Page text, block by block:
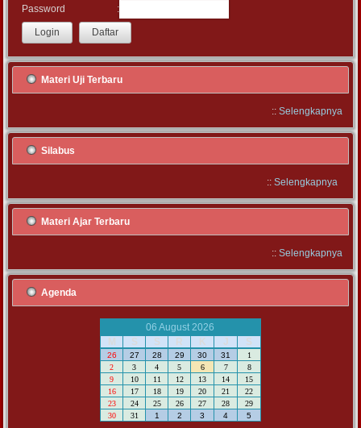
Password
:
Materi Uji Terbaru
:: Selengkapnya
Silabus
:: Selengkapnya
Materi Ajar Terbaru
:: Selengkapnya
Agenda
06 August 2026
M
S S R K J S
26 27 28 29 30 31
1
2
3 4 5 6 7
8
9
10 11 12 13 14
15
16
17 18 19 20 21
22
23
24 25 26 27 28
29
30
31 1 2 3 4 5